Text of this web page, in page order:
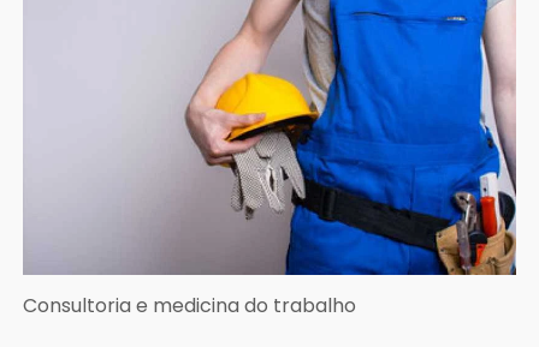
Consultoria e medicina do trabalho